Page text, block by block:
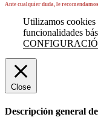
Ante cualquier duda, le
Utilizamos cookies
funcionalidades
Close
Descripción general